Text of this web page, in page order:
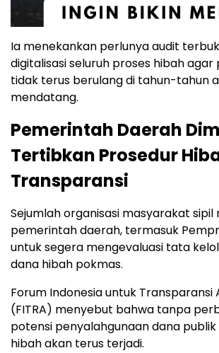
Ia menekankan perlunya audit
digitalisasi seluruh proses hibah
tidak terus berulang di tahun-tahun
mendatang.
Pemerintah Daerah
Tertibkan Prosedur
Transparansi
Sejumlah organisasi masyarakat sipil
pemerintah daerah, termasuk
untuk segera mengevaluasi tata
dana hibah pokmas.
Forum Indonesia untuk Transparansi
(FITRA) menyebut bahwa tanpa
potensi penyalahgunaan dana
hibah akan terus terjadi.